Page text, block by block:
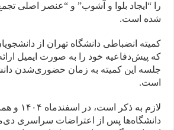
را “ایجاد بلوا و آشوب” و “عنصر اصلی
شده است.
کمیته انضباطی دانشگاه تهران از
که پیش‌دفاعیه خود را به صورت ایمیل
جلسه این کمیته به زمان حضوری‌شدن
است.
لازم به
دانشگاه‌ها پس از اعتراضات سراسری